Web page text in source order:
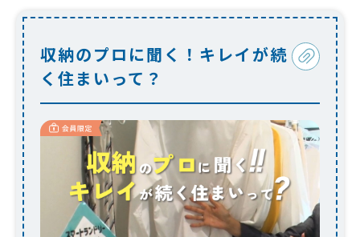
収納のプロに聞く！キレイが続
く住まいって？